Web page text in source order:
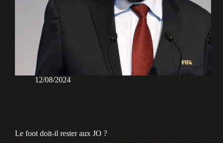
12/08/2024
Le foot doit-il rester aux JO ?